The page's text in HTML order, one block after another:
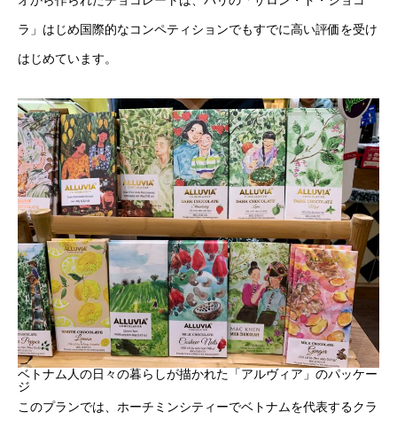
ラ」はじめ国際的なコンペティションでもすでに高い評価を受け
はじめています。
ベトナム人の日々の暮らしが描かれた「アルヴィア」のパッケー
ジ
このプランでは、ホーチミンシティーでベトナムを代表するクラ